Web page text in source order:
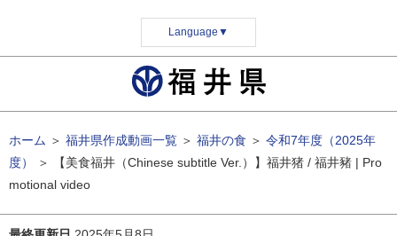
Language ▼
ホーム ＞ 福井県作成動画一覧 ＞ 福井の食 ＞ 令和7年度（2025年
度）
＞
【美食福井（Chinese subtitle Ver.）】福井猪 / 福井豬 | Pro
motional video